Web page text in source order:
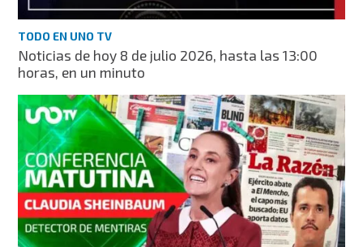
TODO EN UNO TV
Noticias de hoy 8 de julio 2026, hasta las 13:00
horas, en un minuto